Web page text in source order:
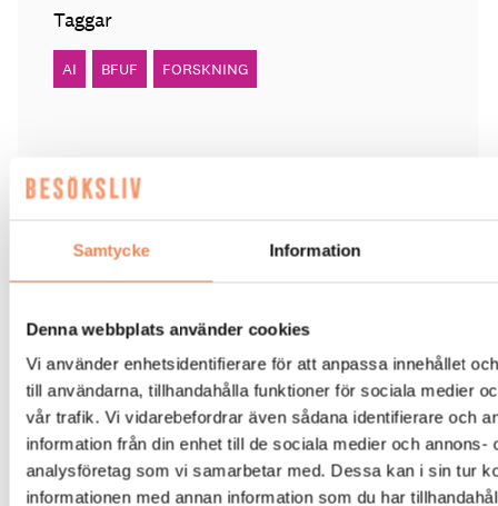
Samtycke Information
Denna webbplats använder cookies
Vi använder enhetsidentifierare för att anpassa innehållet
till användarna, tillhandahålla funktioner för sociala medier
vår trafik. Vi vidarebefordrar även sådana identifierare och
information från din enhet till de sociala medier och annons-
analysföretag som vi samarbetar med. Dessa kan i sin tur
informationen med annan information som du har
Taggar
AI BFUF FORSKNING
AI-Katja guidar gästerna på
Tjörnbro Arena
AI-medarbetaren Katja tillträdde i tjänst i april.